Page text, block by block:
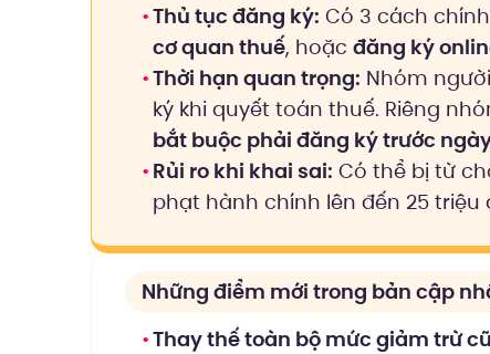
Thủ tục đăng ký: Có 3 cách
cơ quan thuế, hoặc đăng ký
Thời hạn quan trọng: Nhóm
ký khi quyết toán thuế. Riêng
bắt buộc phải đăng ký trước ngày
Rủi ro khi khai sai: Có thể bị từ
phạt hành chính lên đến 25 triệu
Những điểm mới trong bản cập
Thay thế toàn bộ mức giảm trừ